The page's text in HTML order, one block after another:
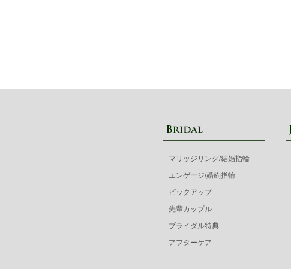
マリッジリング/結婚指輪
エンゲージ/婚約指輪
ピックアップ
先輩カップル
ブライダル特典
アフターケア